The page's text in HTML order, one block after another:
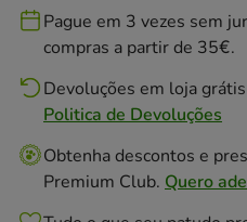
Pague em 3 vezes sem
compras a partir de 35€.
Devoluções em loja
Politica de Devoluções
Obtenha descontos e
Premium Club. Quero